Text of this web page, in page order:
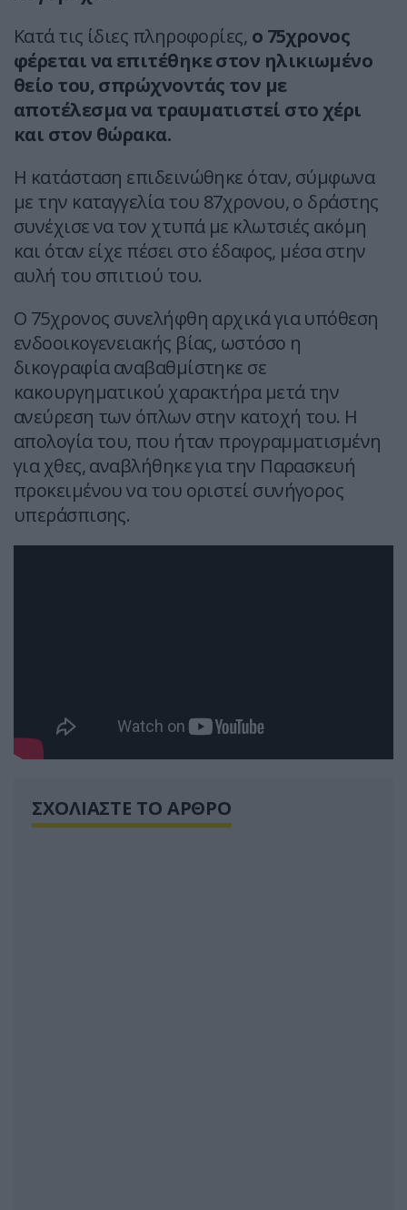
Κατά τις ίδιες πληροφορίες, ο 75χρονος
φέρεται να επιτέθηκε στον ηλικιωμένο
θείο του, σπρώχνοντάς τον με
αποτέλεσμα να τραυματιστεί στο χέρι
και στον θώρακα.
Η κατάσταση επιδεινώθηκε όταν, σύμφωνα
με την καταγγελία του 87χρονου, ο δράστης
συνέχισε να τον χτυπά με κλωτσιές ακόμη
και όταν είχε πέσει στο έδαφος, μέσα στην
αυλή του σπιτιού του.
Ο 75χρονος συνελήφθη αρχικά για υπόθεση
ενδοοικογενειακής βίας, ωστόσο η
δικογραφία αναβαθμίστηκε σε
κακουργηματικού χαρακτήρα μετά την
ανεύρεση των όπλων στην κατοχή του. Η
απολογία του, που ήταν προγραμματισμένη
για χθες, αναβλήθηκε για την Παρασκευή
προκειμένου να του οριστεί συνήγορος
υπεράσπισης.
ΣΧΟΛΙΑΣΤΕ ΤΟ ΑΡΘΡΟ